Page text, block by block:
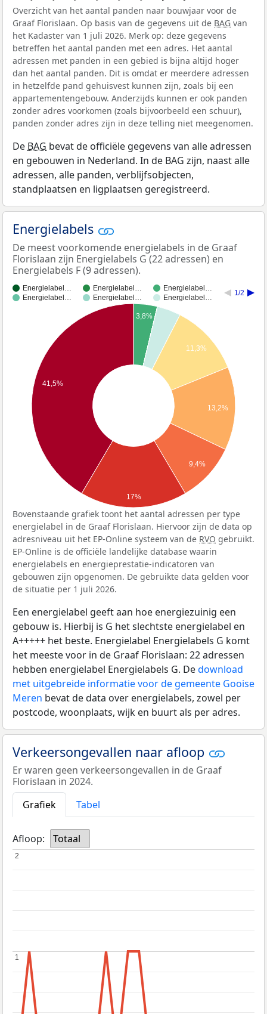
Overzicht van het aantal panden naar bouwjaar voor de
Graaf Florislaan. Op basis van de gegevens uit de BAG van
het Kadaster van 1 juli 2026. Merk op: deze gegevens
betreffen het aantal panden met een adres. Het aantal
adressen met panden in een gebied is bijna altijd hoger
dan het aantal panden. Dit is omdat er meerdere adressen
in hetzelfde pand gehuisvest kunnen zijn, zoals bij een
appartementengebouw. Anderzijds kunnen er ook panden
zonder adres voorkomen (zoals bijvoorbeeld een schuur),
panden zonder adres zijn in deze telling niet meegenomen.
De BAG bevat de officiële gegevens van alle adressen
en gebouwen in Nederland. In de BAG zijn, naast alle
adressen, alle panden, verblijfsobjecten,
standplaatsen en ligplaatsen geregistreerd.
Energielabels
De meest voorkomende energielabels in de Graaf
Florislaan zijn Energielabels G (22 adressen) en
Energielabels F (9 adressen).
Energielabel… Energielabel…
Energielabel…
Energielabel…
Energielabel… Energielabel…
1/2
3,8%
11,3%
13,2%
9,4%
41,5%
17%
Bovenstaande grafiek toont het aantal adressen per type
energielabel in de Graaf Florislaan. Hiervoor zijn de data op
adresniveau uit het EP-Online systeem van de RVO gebruikt.
EP-Online is de officiële landelijke database waarin
energielabels en energieprestatie-indicatoren van
gebouwen zijn opgenomen. De gebruikte data gelden voor
de situatie per 1 juli 2026.
Een energielabel geeft aan hoe energiezuinig een
gebouw is. Hierbij is G het slechtste energielabel en
A+++++ het beste. Energielabel Energielabels G komt
het meeste voor in de Graaf Florislaan: 22 adressen
hebben energielabel Energielabels G. Dedownload
met uitgebreide informatie voor de gemeente Gooise
Meren bevat de data over energielabels, zowel per
postcode, woonplaats, wijk en buurt als per adres.
Verkeersongevallen naar afloop
Er waren geen verkeersongevallen in de Graaf
Florislaan in 2024.
Grafiek
Tabel
Afloop: Totaal
1
1
2
2